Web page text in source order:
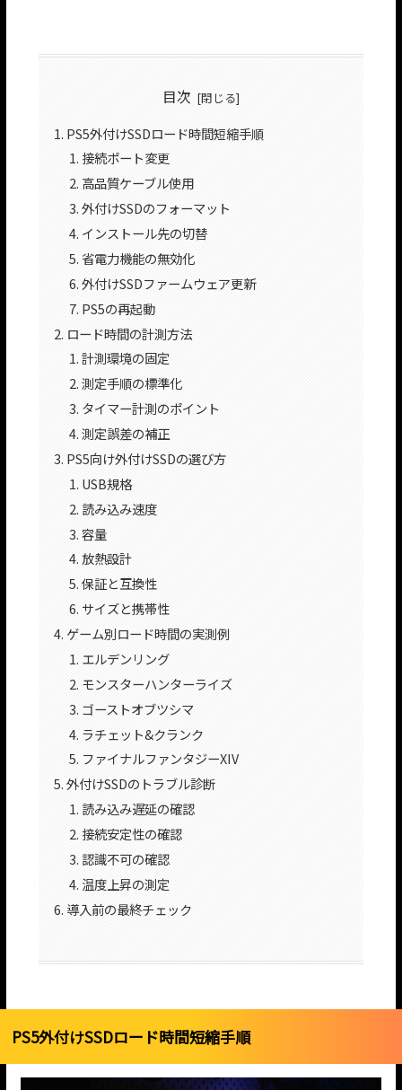
目次
PS5外付けSSDロード時間短縮手順
接続ポート変更
高品質ケーブル使用
外付けSSDのフォーマット
インストール先の切替
省電力機能の無効化
外付けSSDファームウェア更新
PS5の再起動
ロード時間の計測方法
計測環境の固定
測定手順の標準化
タイマー計測のポイント
測定誤差の補正
PS5向け外付けSSDの選び方
USB規格
読み込み速度
容量
放熱設計
保証と互換性
サイズと携帯性
ゲーム別ロード時間の実測例
エルデンリング
モンスターハンターライズ
ゴーストオブツシマ
ラチェット&クランク
ファイナルファンタジーXIV
外付けSSDのトラブル診断
読み込み遅延の確認
接続安定性の確認
認識不可の確認
温度上昇の測定
導入前の最終チェック
PS5外付けSSDロード時間短縮手順